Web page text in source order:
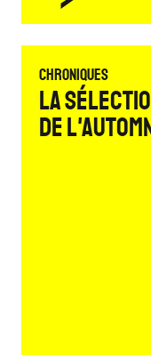
Chroniques
La
de